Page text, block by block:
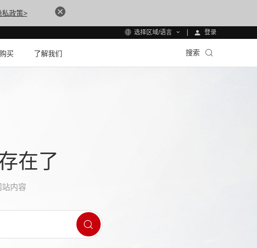
政策>
选择区域/语言 登录
买 了解我们 搜索
在了
内容